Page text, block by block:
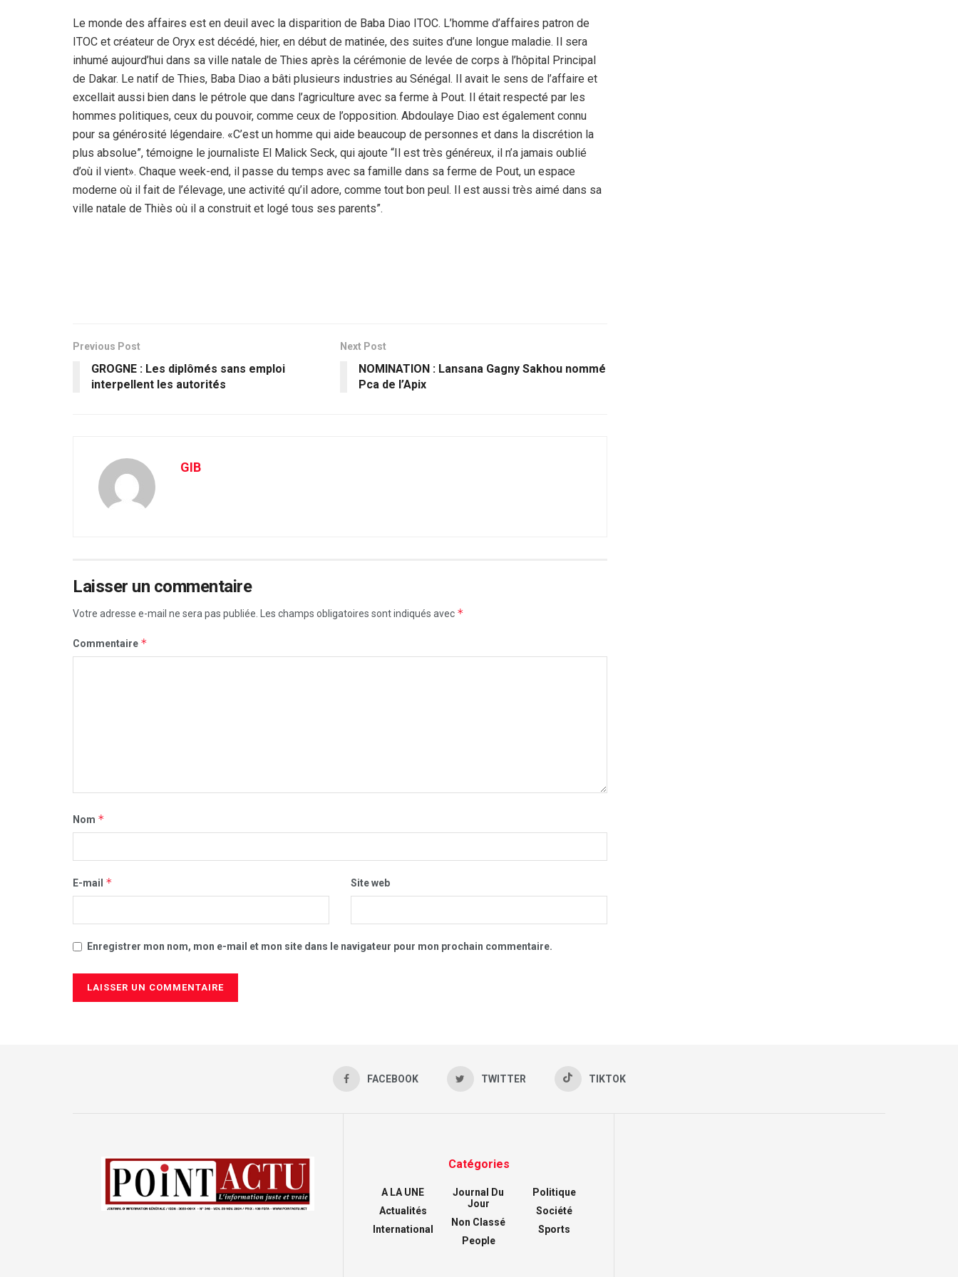
Le monde des affaires est en deuil avec la disparition de Baba Diao ITOC. L’homme d’affaires patron de
ITOC et créateur de Oryx est décédé, hier, en début de matinée, des suites d’une longue maladie. Il sera
inhumé aujourd’hui dans sa ville natale de Thies après la cérémonie de levée de corps à l’hôpital Principal
de Dakar. Le natif de Thies, Baba Diao a bâti plusieurs industries au Sénégal. Il avait le sens de l’affaire et
excellait aussi bien dans le pétrole que dans l’agriculture avec sa ferme à Pout. Il était respecté par les
hommes politiques, ceux du pouvoir, comme ceux de l’opposition. Abdoulaye Diao est également connu
pour sa générosité légendaire. «C’est un homme qui aide beaucoup de personnes et dans la discrétion la
plus absolue”, témoigne le journaliste El Malick Seck, qui ajoute “Il est très généreux, il n’a jamais oublié
d’où il vient». Chaque week-end, il passe du temps avec sa famille dans sa ferme de Pout, un espace
moderne où il fait de l’élevage, une activité qu’il adore, comme tout bon peul. Il est aussi très aimé dans sa
ville natale de Thiès où il a construit et logé tous ses parents”.
Previous Post
GROGNE : Les diplômés sans emploi
interpellent les autorités
Next Post
NOMINATION : Lansana Gagny Sakhou nommé
Pca de l’Apix
GIB
Laisser un commentaire
Votre adresse e-mail ne sera pas publiée. Les champs obligatoires sont indiqués avec *
Commentaire *
Nom *
E-mail * Site web
Enregistrer mon nom, mon e-mail et mon site dans le navigateur pour mon prochain commentaire.
FACEBOOK TWITTER TIKTOK
Catégories
A LA UNE
Actualités
International
Journal Du
Jour
Non Classé
People
Politique
Société
Sports